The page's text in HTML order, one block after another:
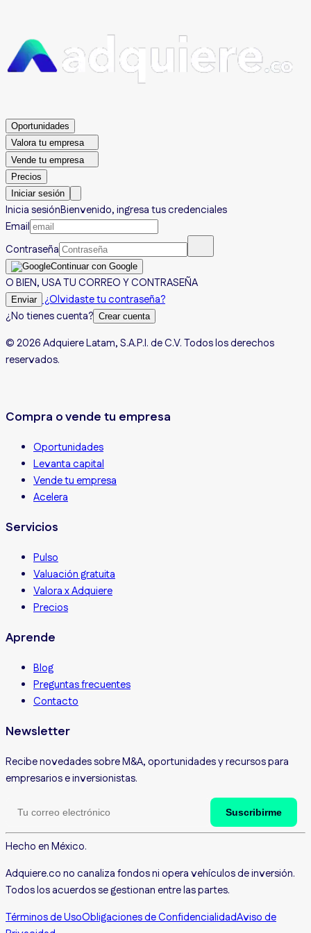
Oportunidades
Valora tu empresa
Vende tu empresa
Precios
Iniciar sesión
Inicia sesiónBienvenido, ingresa tus credenciales
Email
Contraseña
Continuar con Google
O BIEN, USA TU CORREO Y CONTRASEÑA
Enviar
¿Olvidaste tu contraseña?
¿No tienes cuenta? Crear cuenta
© 2026 Adquiere Latam, S.A.P.I. de C.V. Todos los derechos
reservados.
Compra o vende tu empresa
Oportunidades
Levanta capital
Vende tu empresa
Acelera
Servicios
Pulso
Valuación gratuita
Valora x Adquiere
Precios
Aprende
Blog
Preguntas frecuentes
Contacto
Newsletter
Recibe novedades sobre M&A, oportunidades y recursos para
empresarios e inversionistas.
Suscribirme
Hecho en México.
Adquiere.co no canaliza fondos ni opera vehículos de inversión.
Todos los acuerdos se gestionan entre las partes.
Términos de UsoObligaciones de ConfidencialidadAviso de